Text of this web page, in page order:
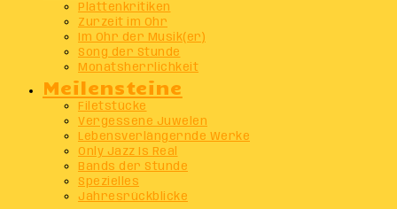
Plattenkritiken
Zurzeit im Ohr
Im Ohr der Musik(er)
Song der Stunde
Monatsherrlichkeit
Meilensteine
Filetstücke
Vergessene Juwelen
Lebensverlängernde Werke
Only Jazz Is Real
Bands der Stunde
Spezielles
Jahresrückblicke